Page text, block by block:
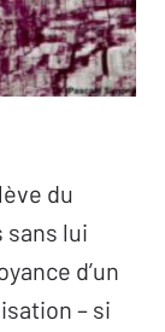
du
sans lui
d’un
– si